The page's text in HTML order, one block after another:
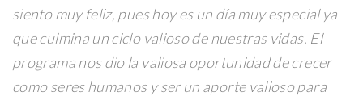
siento muy feliz, pues hoy es un día muy especial ya
que culmina un ciclo valioso de nuestras vidas. El
programa nos dio la valiosa oportunidad de crecer
como seres humanos y ser un aporte valioso para